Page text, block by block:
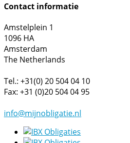
Contact informatie
Amstelplein 1
1096 HA
Amsterdam
The Netherlands
Tel.: +31(0) 20 504 04 10
Fax: +31 (0)20 504 04 95
info@mijnobligatie.nl